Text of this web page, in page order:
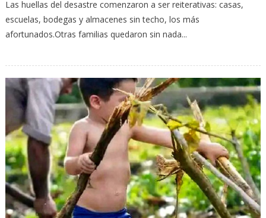
Las huellas del desastre comenzaron a ser reiterativas: casas,
escuelas, bodegas y almacenes sin techo, los más
afortunados.Otras familias quedaron sin nada...